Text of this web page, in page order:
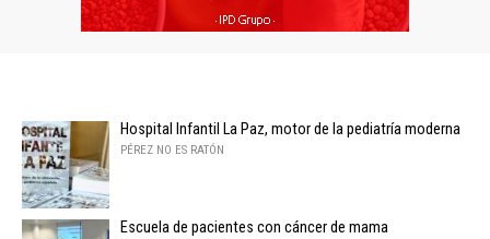
Hospital Infantil La Paz, motor de la pediatría moderna
PÉREZ NO ES RATÓN
Escuela de pacientes con cáncer de mama